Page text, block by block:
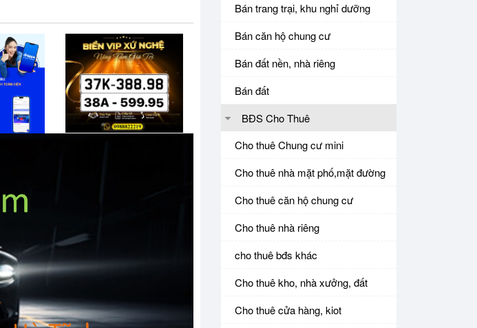
Bán trang trại, khu nghỉ dưỡng
Bán căn hộ chung cư
Bán đất nền, nhà riêng
Bán đất
BĐS Cho Thuê
Cho thuê Chung cư mini
Cho thuê nhà mặt phố,mặt đường
Cho thuê căn hộ chung cư
Cho thuê nhà riêng
cho thuê bđs khác
Cho thuê kho, nhà xưởng, đất
Cho thuê cửa hàng, kiot